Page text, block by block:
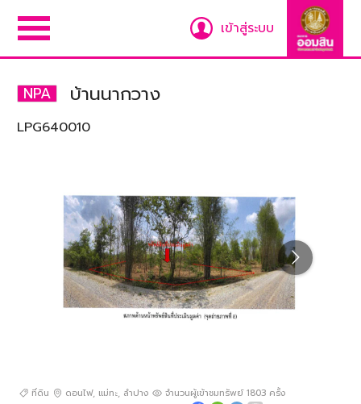
เข้าสู่ระบบ
NPA บ้านนากวาง
LPG640010
ที่ดิน ดอนไฟ, แม่ทะ, ลำปาง จำนวนผู้เข้าชมทรัพย์ 1803ครั้ง